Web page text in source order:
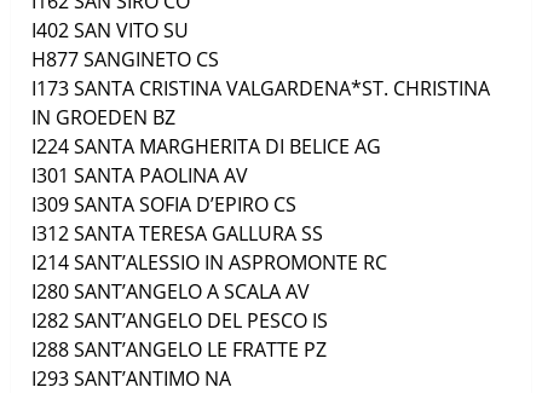
I402SAN VITOSU
H877SANGINETO CS
I173SANTA CRISTINA VALGARDENA*ST. CHRISTINA
IN GROEDEN BZ
I224SANTA MARGHERITA DI BELICE AG
I301 SANTA PAOLINAAV
I309SANTA SOFIA D’EPIRO CS
I312SANTA TERESA GALLURASS
I214SANT’ALESSIO IN ASPROMONTE RC
I280SANT’ANGELO A SCALAAV
I282SANT’ANGELO DEL PESCO IS
I288SANT’ANGELO LE FRATTE PZ
I293SANT’ANTIMO NA